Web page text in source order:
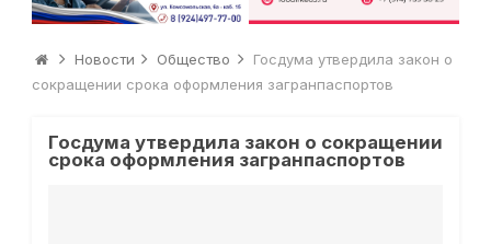
Новости Общество
Госдума утвердила закон о
сокращении срока оформления загранпаспортов
Госдума утвердила закон о сокращении
срока оформления загранпаспортов